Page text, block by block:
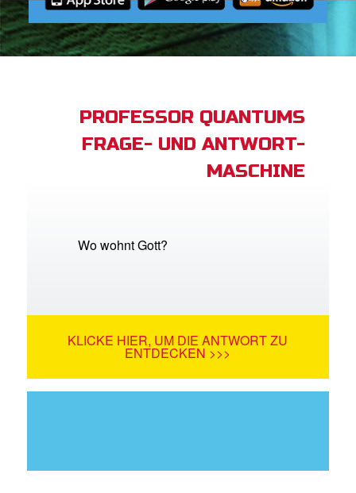
PROFESSOR QUANTUMS
FRAGE- UND ANTWORT-
MASCHINE
Wo wohnt Gott?
KLICKE HIER, UM DIE ANTWORT ZU
ENTDECKEN >>>